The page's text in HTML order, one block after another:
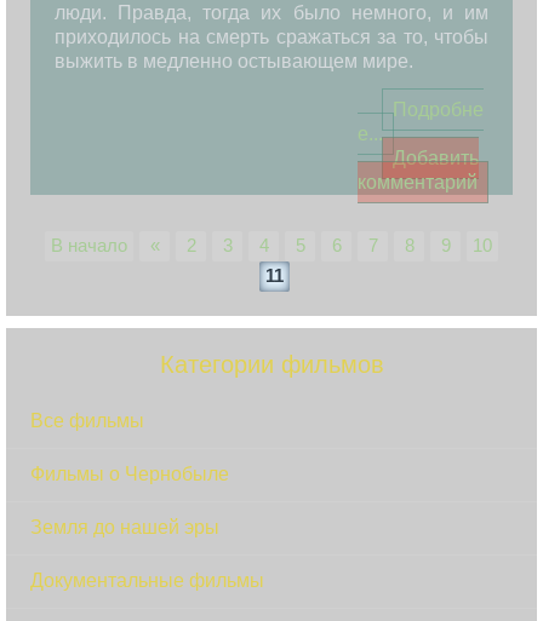
люди. Правда, тогда их было немного, и им
приходилось на смерть сражаться за то, чтобы
выжить в медленно остывающем мире.
Подробне
е...
Добавить
комментарий
В начало « 2 3 4 5 6 7 8 9
10
11
Категории фильмов
Все фильмы
Фильмы о Чернобыле
Земля до нашей эры
Документальные фильмы